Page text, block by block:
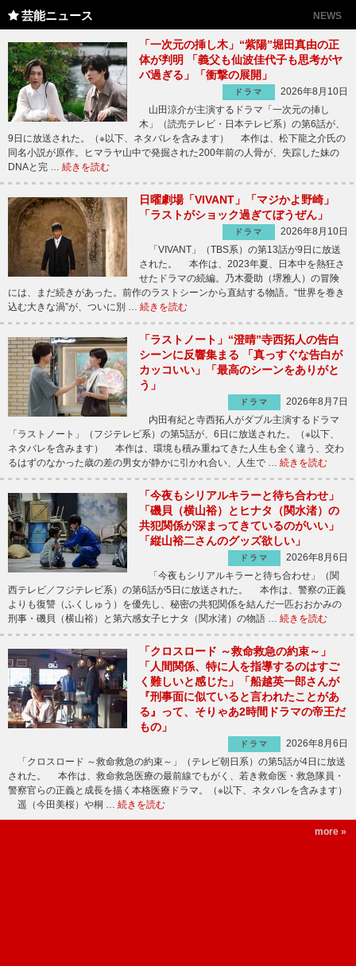
芸能ニュース NEWS
「一次元の挿し木」“紫陽”堀田真由の正
体が判明 「義父も仙波佳代子も思考がヤ
バ過ぎる」「衝撃の展開」
ドラマ
2026年8月10日
山田涼介が主演するドラマ「一次元の挿し
木」（読売テレビ・日本テレビ系）の第6話が、
9日に放送された。（※以下、ネタバレを含みます） 本作は、松下龍之介氏の
同名小説が原作。ヒマラヤ山中で発掘された200年前の人骨が、失踪した妹の
DNAと完 … 続きを読む
日曜劇場「VIVANT」「マジかよ野崎」
「ラストがショック過ぎてぼうぜん」
ドラマ
2026年8月10日
「VIVANT」（TBS系）の第13話が9日に放送
された。 本作は、2023年夏、日本中を熱狂さ
せたドラマの続編。乃木憂助（堺雅人）の冒険
には、まだ続きがあった。前作のラストシーンから直結する物語。“世界を巻き
込む大きな渦”が、ついに別 … 続きを読む
「ラストノート」“澄晴”寺西拓人の告白
シーンに反響集まる 「真っすぐな告白が
カッコいい」「最高のシーンをありがと
う」
ドラマ
2026年8月7日
内田有紀と寺西拓人がダブル主演するドラマ
「ラストノート」（フジテレビ系）の第5話が、6日に放送された。（※以下、
ネタバレを含みます） 本作は、環境も積み重ねてきた人生も全く違う、交わ
るはずのなかった歳の差の男女が静かに引かれ合い、人生で … 続きを読む
「今夜もシリアルキラーと待ち合わせ」
「磯貝（横山裕）とヒナタ（関水渚）の
共犯関係が深まってきているのがいい」
「縦山裕二さんのグッズ欲しい」
ドラマ
2026年8月6日
「今夜もシリアルキラーと待ち合わせ」（関
西テレビ／フジテレビ系）の第6話が5日に放送された。 本作は、警察の正義
よりも復讐（ふくしゅう）を優先し、秘密の共犯関係を結んだ一匹おおかみの
刑事・磯貝（横山裕）と第六感女子ヒナタ（関水渚）の物語 … 続きを読む
「クロスロード ～救命救急の約束～」
「人間関係、特に人を指導するのはすご
く難しいと感じた」「船越英一郎さんが
『刑事面に似ていると言われたことがあ
る』って、そりゃあ2時間ドラマの帝王だ
もの」
ドラマ
2026年8月6日
「クロスロード ～救命救急の約束～」（テレビ朝日系）の第5話が4日に放送
された。 本作は、救命救急医療の最前線でもがく、若き救命医・救急隊員・
警察官らの正義と成長を描く本格医療ドラマ。（※以下、ネタバレを含みます）
遥（今田美桜）や桐 … 続きを読む
more »